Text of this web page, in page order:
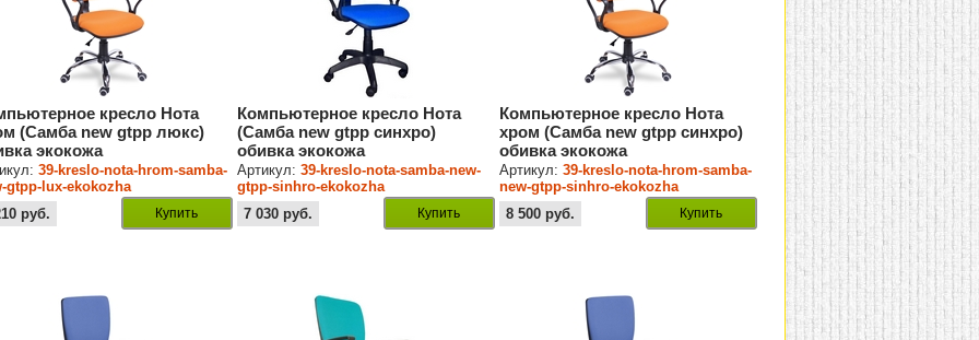
кресло Нота
(Самба new gtpp люкс)
экокожа
39-kreslo-nota-hrom-samba-
gtpp-lux-ekokozha
руб. Купить
Компьютерное кресло Нота
(Самба new gtpp синхро)
обивка экокожа
Артикул:39-kreslo-nota-samba-new-
gtpp-sinhro-ekokozha
7 030 руб. Купить
Компьютерное кресло Нота
хром (Самба new gtpp синхро)
обивка экокожа
Артикул:39-kreslo-nota-hrom-samba-
new-gtpp-sinhro-ekokozha
8 500 руб. Купить